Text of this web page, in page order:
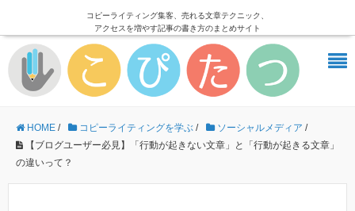
コピーライティング集客、売れる文章テクニック、
アクセスを増やす記事の書き方のまとめサイト
HOME / コピーライティングを学ぶ / ソーシャルメディア /
【ブログユーザー必見】「行動が起きない文章」と「行動が起きる文章」
の違いって？